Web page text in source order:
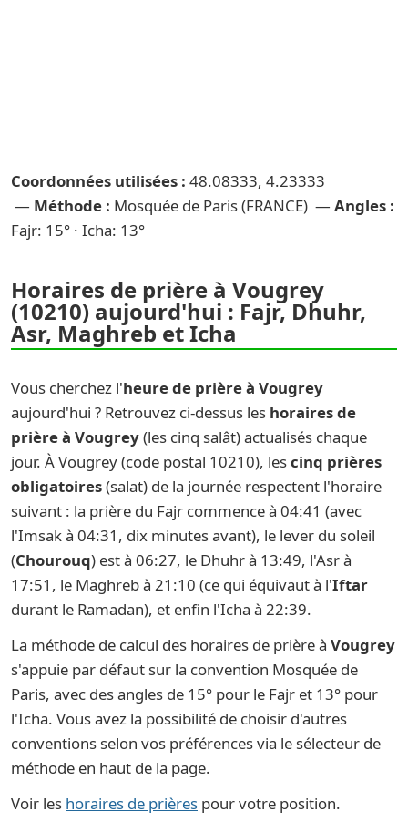
Coordonnées utilisées : 48.08333, 4.23333
— Méthode : Mosquée de Paris (FRANCE) — Angles :
Fajr: 15° · Icha: 13°
Horaires de prière à Vougrey
(10210) aujourd'hui : Fajr, Dhuhr,
Asr, Maghreb et Icha
Vous cherchez l'heure de prière à Vougrey
aujourd'hui ? Retrouvez ci-dessus les horaires de
prière à Vougrey(les cinq salât) actualisés chaque
jour. À Vougrey (code postal 10210), lescinq prières
obligatoires(salat) de la journée respectent l'horaire
suivant : la prière du Fajr commence à 04:41 (avec
l'Imsak à 04:31, dix minutes avant), le lever du soleil
(Chourouq) est à 06:27, le Dhuhr à 13:49, l'Asr à
17:51, le Maghreb à 21:10 (ce qui équivaut à l'Iftar
durant le Ramadan), et enfin l'Icha à 22:39.
La méthode de calcul des horaires de prière à Vougrey
s'appuie par défaut sur la convention Mosquée de
Paris, avec des angles de 15° pour le Fajr et 13° pour
l'Icha. Vous avez la possibilité de choisir d'autres
conventions selon vos préférences via le sélecteur de
méthode en haut de la page.
Voir les horaires de prières pour votre position.